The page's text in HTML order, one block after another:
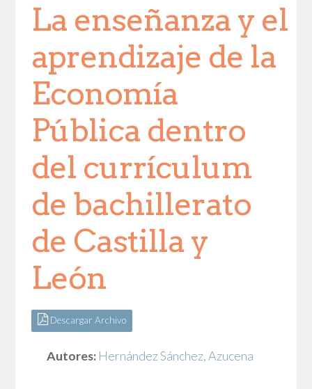
La enseñanza y el
aprendizaje de la
Economía
Pública dentro
del currículum
de bachillerato
de Castilla y
León
Descargar Archivo
Autores: Hernández Sánchez, Azucena